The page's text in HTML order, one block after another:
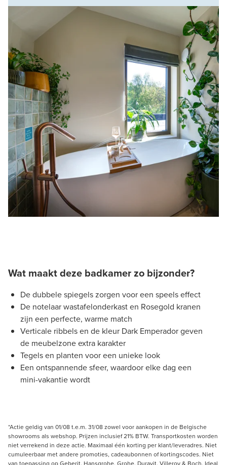
Wat maakt deze badkamer zo bijzonder?
De dubbele spiegels zorgen voor een speels effect
De notelaar wastafelonderkast en Rosegold kranen
zijn een perfecte, warme match
Verticale ribbels en de kleur Dark Emperador geven
de meubelzone extra karakter
Tegels en planten voor een unieke look
Een ontspannende sfeer, waardoor elke dag een
mini-vakantie wordt
*Actie geldig van 01/08 t.e.m. 31/08 zowel voor aankopen in de Belgische
showrooms als webshop. Prijzen inclusief 21% BTW. Transportkosten worden
niet verrekend in deze actie. Maximaal één korting per klant/leveradres. Niet
cumuleerbaar met andere promoties, cadeaubonnen of kortingscodes. Niet